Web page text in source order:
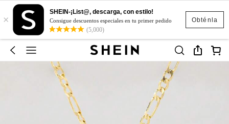
Obténla
×
SHEIN-¡List@, descarga, con estilo!
Consigue descuentos especiales en tu primer pedido
(5,000)